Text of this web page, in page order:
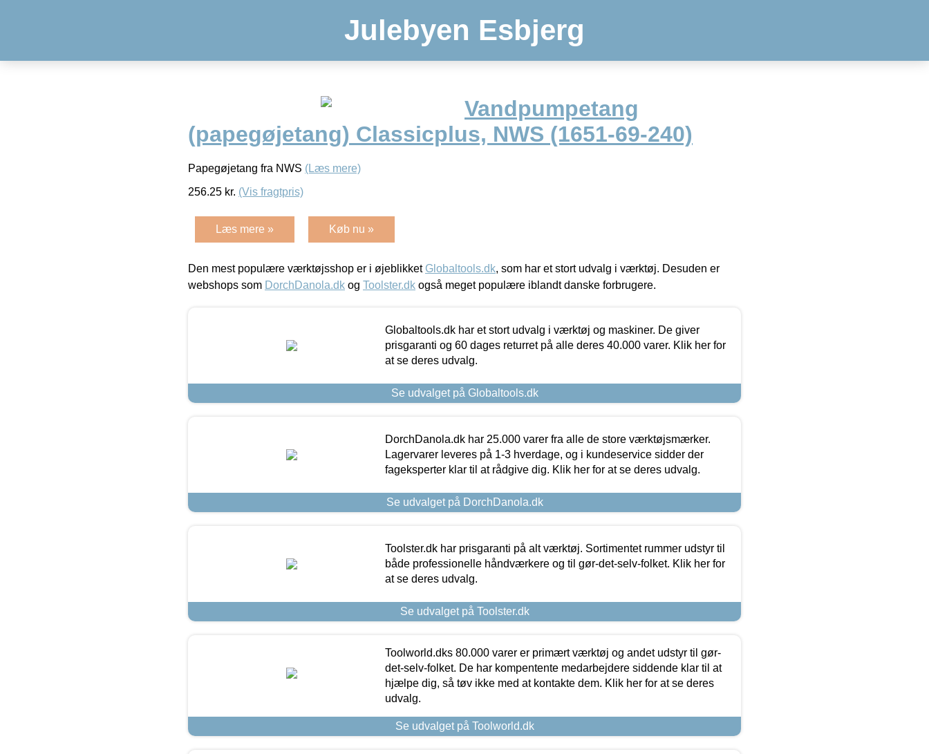
Julebyen Esbjerg
Vandpumpetang
(papegøjetang) Classicplus, NWS (1651-69-240)
Papegøjetang fra NWS (Læs mere)
256.25 kr. (Vis fragtpris)
Læs mere » Køb nu »
Den mest populære værktøjsshop er i øjeblikket Globaltools.dk, som har et stort udvalg i værktøj. Desuden er
webshops som DorchDanola.dk og Toolster.dk også meget populære iblandt danske forbrugere.
Globaltools.dk har et stort udvalg i værktøj og maskiner. De giver
prisgaranti og 60 dages returret på alle deres 40.000 varer. Klik her for
at se deres udvalg.
Se udvalget på Globaltools.dk
DorchDanola.dk har 25.000 varer fra alle de store værktøjsmærker.
Lagervarer leveres på 1-3 hverdage, og i kundeservice sidder der
fageksperter klar til at rådgive dig. Klik her for at se deres udvalg.
Se udvalget på DorchDanola.dk
Toolster.dk har prisgaranti på alt værktøj. Sortimentet rummer udstyr til
både professionelle håndværkere og til gør-det-selv-folket. Klik her for
at se deres udvalg.
Se udvalget på Toolster.dk
Toolworld.dks 80.000 varer er primært værktøj og andet udstyr til gør-
det-selv-folket. De har kompentente medarbejdere siddende klar til at
hjælpe dig, så tøv ikke med at kontakte dem. Klik her for at se deres
udvalg.
Se udvalget på Toolworld.dk